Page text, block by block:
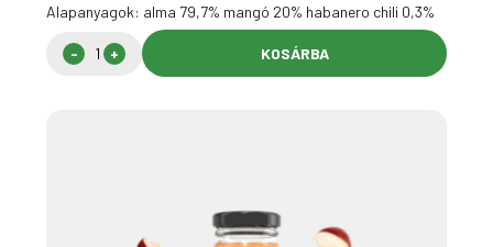
Alapanyagok: alma 79,7% mangó 20% habanero chili 0,3%
KOSÁRBA